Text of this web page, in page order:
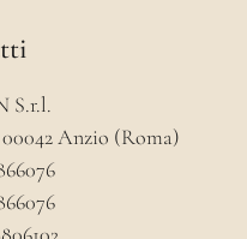
S.r.l.
Anzio (Roma)